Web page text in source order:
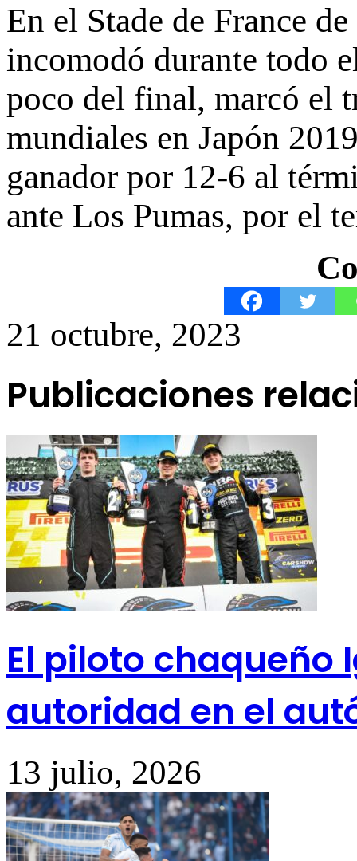
En el Stade de France
incomodó durante todo
poco del final, marcó el
mundiales en Japón
ganador por 12-6 al
ante Los Pumas, por el
21 octubre, 2023
Publicaciones
El piloto chaqueño
autoridad en el
13 julio, 2026